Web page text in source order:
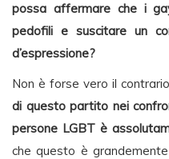
possa affermare che i
pedofili e suscitare un
d’espressione?
Non è forse vero il
di questo partito nei
persone LGBT è
che questo è